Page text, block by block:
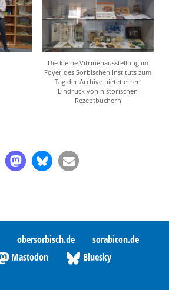
Die kleine Vitrinenausstellung im
Foyer des Sorbischen Instituts zum
Tag der Archive bietet einen
Eindruck von historischen
Rezeptbüchern
obersorbisch.de
sorabicon.de
Mastodon Bluesky